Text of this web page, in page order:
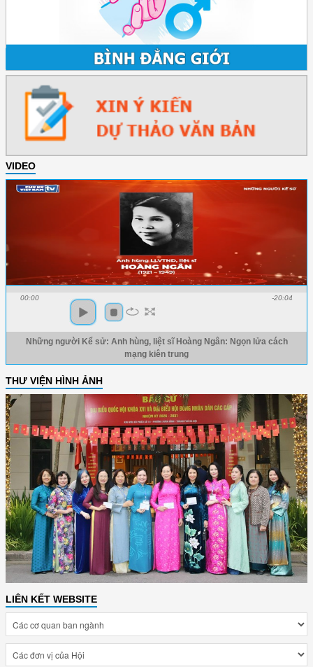
VIDEO
00:00 -20:04
Những người Kể sử: Anh hùng, liệt sĩ Hoàng Ngân: Ngọn lửa cách
mạng kiên trung
THƯ VIỆN HÌNH ẢNH
LIÊN KẾT WEBSITE